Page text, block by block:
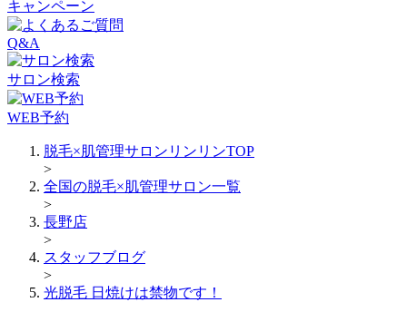
キャンペーン
Q&A
サロン検索
WEB予約
脱毛×肌管理サロンリンリンTOP
>
全国の脱毛×肌管理サロン一覧
>
長野店
>
スタッフブログ
>
光脱毛 日焼けは禁物です！